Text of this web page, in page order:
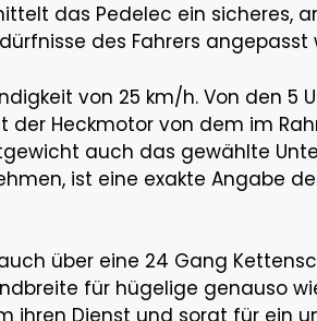
das Pedelec ein sicheres,
des Fahrers angepasst
von 25 km/h. Von den
der Heckmotor von dem im
auch das gewählte
ist eine exakte Angabe
über eine 24 Gang
für hügelige genauso